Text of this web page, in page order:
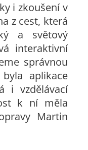
i zkoušení v
z cest, která
a světový
interaktivní
správnou
aplikace
i vzdělávací
k ní měla
Martin